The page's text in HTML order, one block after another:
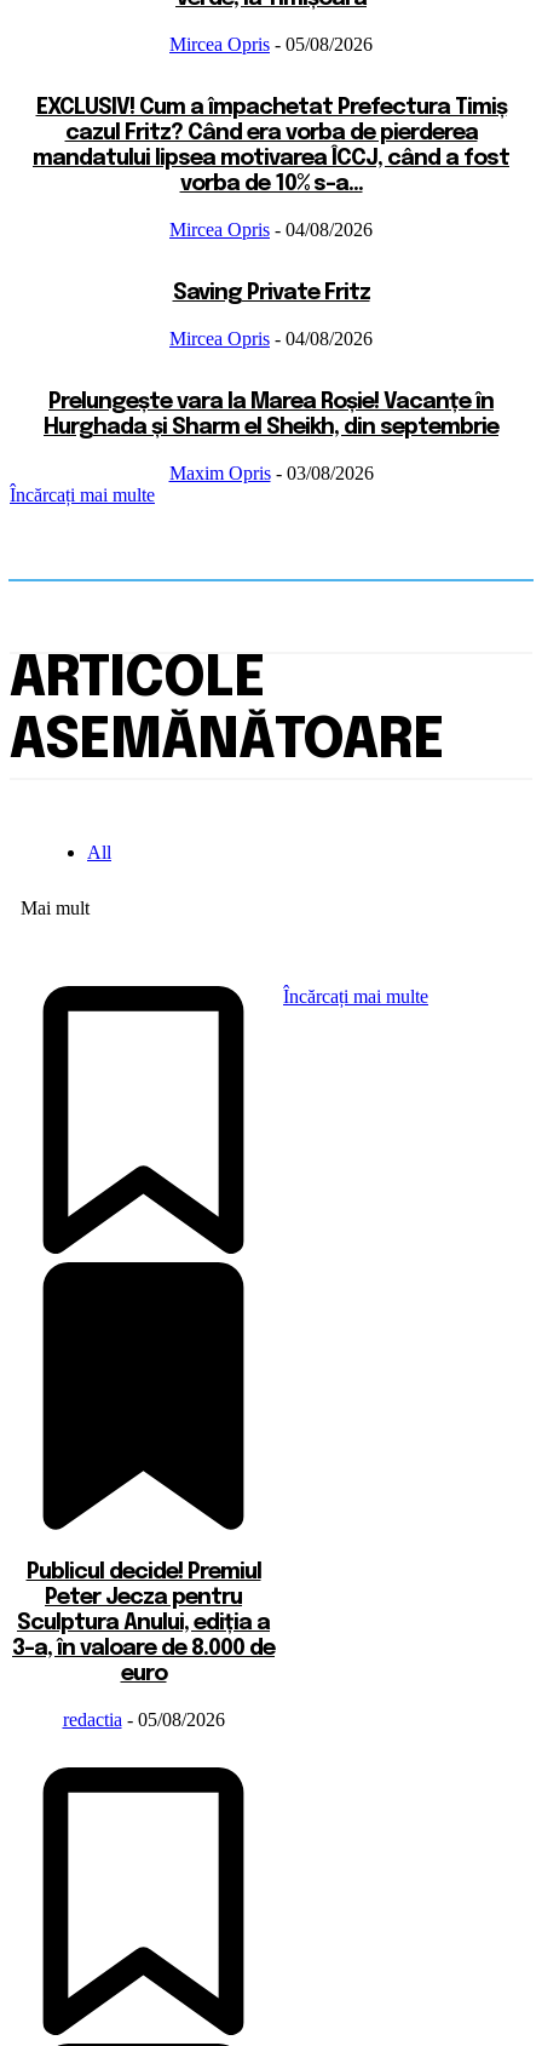
Mircea Opris - 05/08/2026
EXCLUSIV! Cum a împachetat Prefectura Timiș
cazul Fritz? Când era vorba de pierderea
mandatului lipsea motivarea ÎCCJ, când a fost
vorba de 10% s-a...
Mircea Opris - 04/08/2026
Saving Private Fritz
Mircea Opris - 04/08/2026
Prelungește vara la Marea Roșie! Vacanțe în
Hurghada și Sharm el Sheikh, din septembrie
Maxim Opris - 03/08/2026
Încărcați mai multe
ARTICOLE
ASEMĂNĂTOARE
All
Mai mult
Publicul decide! Premiul
Peter Jecza pentru
Sculptura Anului, ediția a
3-a, în valoare de 8.000 de
euro
redactia - 05/08/2026
Încărcați mai multe